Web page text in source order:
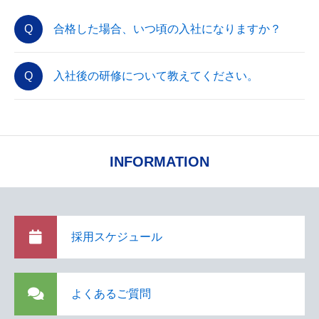
合格した場合、いつ頃の入社になりますか？
入社後の研修について教えてください。
INFORMATION
採用スケジュール
よくあるご質問